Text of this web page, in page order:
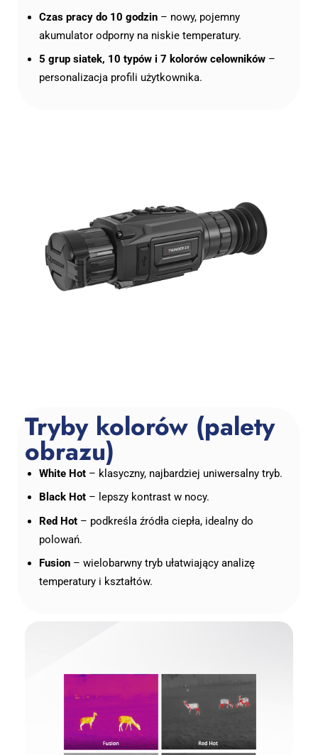
Czas pracy do 10 godzin – nowy, pojemny
akumulator odporny na niskie temperatury.
5 grup siatek, 10 typów i 7 kolorów celowników –
personalizacja profili użytkownika.
Tryby kolorów (palety
obrazu)
White Hot – klasyczny, najbardziej uniwersalny tryb.
Black Hot – lepszy kontrast w nocy.
Red Hot – podkreśla źródła ciepła, idealny do
polowań.
Fusion – wielobarwny tryb ułatwiający analizę
temperatury i kształtów.